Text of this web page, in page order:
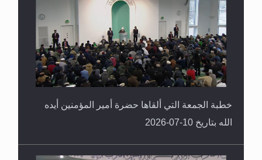
خطبة الجمعة التي ألقاها حضرة أمير المؤمنين أيده
الله بتاريخ 10-07-2026